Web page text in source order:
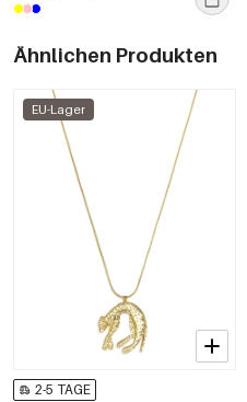
Ähnlichen Produkten
EU-Lager
2-5 TAGE